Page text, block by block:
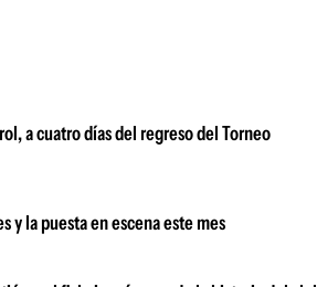
a cuatro días del regreso del Torneo
y la puesta en escena este mes